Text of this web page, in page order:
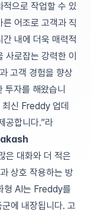
으로 작업할 수 있
어조로 고객과 직
내에 더욱 매력적
사로잡는 강력한 이
고객 경험을 향상
투자를 해왔습니
신 Freddy 업데
공합니다.”라
은 대화와 더 적은
상호 작용하는 방
형 AI는 Freddy를
에 내장됩니다. 고